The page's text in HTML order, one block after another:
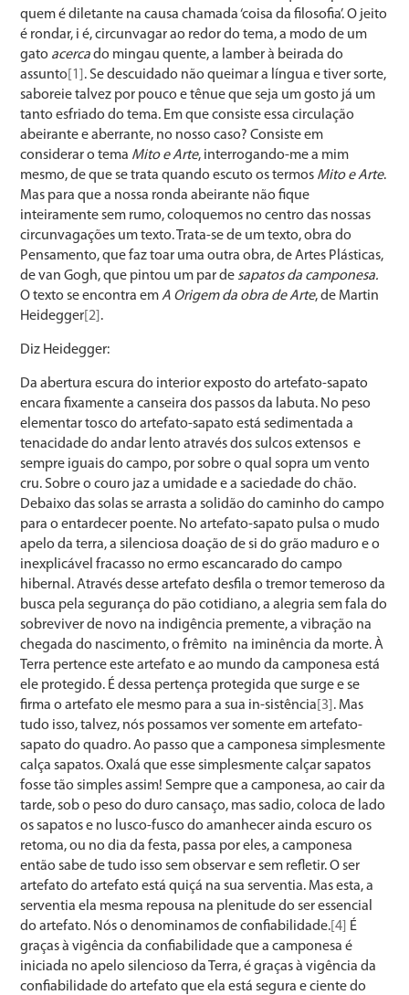
quem é diletante na causa chamada ‘coisa da filosofia’. O jeito
é rondar, i é, circunvagar ao redor do tema, a modo de um
gato acercado mingau quente, a lamber à beirada do
assunto [1] . Se descuidado não queimar a língua e tiver sorte,
saboreie talvez por pouco e tênue que seja um gosto já um
tanto esfriado do tema. Em que consiste essa circulação
abeirante e aberrante, no nosso caso? Consiste em
considerar o tema Mito e Arte, interrogando-me a mim
mesmo, de que se trata quando escuto os termos Mito e Arte.
Mas para que a nossa ronda abeirante não fique
inteiramente sem rumo, coloquemos no centro das nossas
circunvagações um texto. Trata-se de um texto, obra do
Pensamento, que faz toar uma outra obra, de Artes Plásticas,
de van Gogh, que pintou um par de sapatos da camponesa.
O texto se encontra emA Origem da obra de Arte, de Martin
Heidegger [2] .
Diz Heidegger:
Da abertura escura do interior exposto do artefato-sapato
encara fixamente a canseira dos passos da labuta. No peso
elementar tosco do artefato-sapato está sedimentada a
tenacidade do andar lento através dos sulcos extensos e
sempre iguais do campo, por sobre o qual sopra um vento
cru. Sobre o couro jaz a umidade e a saciedade do chão.
Debaixo das solas se arrasta a solidão do caminho do campo
para o entardecer poente. No artefato-sapato pulsa o mudo
apelo da terra, a silenciosa doação de si do grão maduro e o
inexplicável fracasso no ermo escancarado do campo
hibernal. Através desse artefato desfila o tremor temeroso da
busca pela segurança do pão cotidiano, a alegria sem fala do
sobreviver de novo na indigência premente, a vibração na
chegada do nascimento, o frêmito na iminência da morte. À
Terra pertence este artefato e ao mundo da camponesa está
ele protegido. É dessa pertença protegida que surge e se
firma o artefato ele mesmo para a sua in-sistência [3] . Mas
tudo isso, talvez, nós possamos ver somente em artefato-
sapato do quadro. Ao passo que a camponesa simplesmente
calça sapatos. Oxalá que esse simplesmente calçar sapatos
fosse tão simples assim! Sempre que a camponesa, ao cair da
tarde, sob o peso do duro cansaço, mas sadio, coloca de lado
os sapatos e no lusco-fusco do amanhecer ainda escuro os
retoma, ou no dia da festa, passa por eles, a camponesa
então sabe de tudo isso sem observar e sem refletir. O ser
artefato do artefato está quiçá na sua serventia. Mas esta, a
serventia ela mesma repousa na plenitude do ser essencial
do artefato. Nós o denominamos de confiabilidade. [4]
É
graças à vigência da confiabilidade que a camponesa é
iniciada no apelo silencioso da Terra, é graças à vigência da
confiabilidade do artefato que ela está segura e ciente do